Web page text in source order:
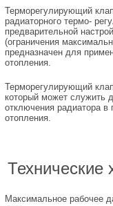
Терморегулирующий
радиаторного термо-
предварительной
(ограничения
предназначен для
отопления.
Терморегулирующий
который может служить
отключения радиатора
отопления.
Технические
Максимальное рабочее